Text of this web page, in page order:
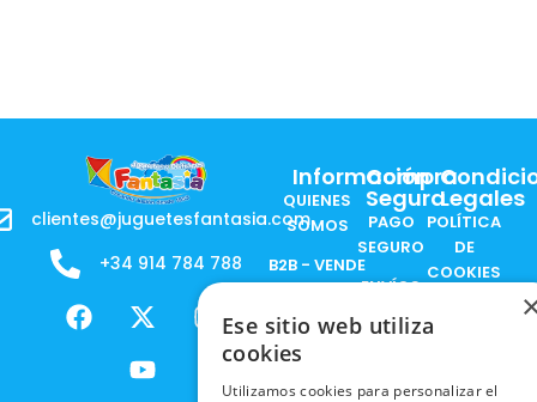
clientes@juguetesfantasia.com
+34 914 784 788
F
a
X
-
t
w
Y
o
u
t
Información
QUIENES
SOMOS
B2B - VENDE
NUESTOS
PRODUCTOS
RESPONSABILIDAD
Compra
Segura
PAGO
SEGURO
ENVÍOS
Legales
POLÍTICA
DE
COOKIES
EN RRSS
Ese sitio web utiliza
cookies
Utilizamos cookies para personalizar el